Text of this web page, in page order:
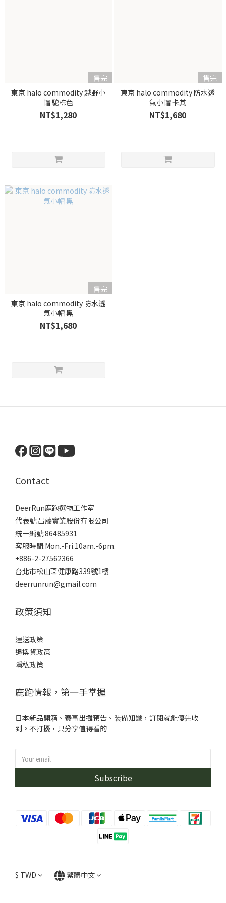
售完
東京 halo commodity 越野小
帽 駝棕色
NT$1,280
售完
東京 halo commodity 防水透
氣小帽 卡其
NT$1,680
售完
東京 halo commodity 防水透
氣小帽 黑
NT$1,680
Contact
DeerRun鹿跑選物工作室
代表號:昌藤實業股份有限公司
統一編號:86485931
客服時間:Mon.-Fri.10am.-6pm.
+886-2-27562366
台北市松山區健康路339號1樓
deerrunrun@gmail.com
政策須知
運送政策
退換貨政策
隱私政策
鹿跑情報，第一手掌握
日本新品開箱、賽事出攤預告、裝備知識，訂閱就能優先收
到。不打擾，只分享值得看的
Subscribe
$ TWD 繁體中文